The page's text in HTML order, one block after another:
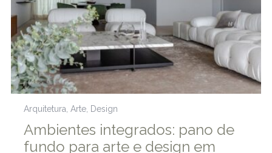
Arquitetura Arte, Design
Ambientes integrados: pano de
fundo para arte e design em